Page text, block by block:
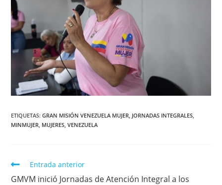
ETIQUETAS:GRAN MISIÓN VENEZUELA MUJER JORNADAS INTEGRALES
MINMUJER MUJERES VENEZUELA
Entrada anterior
GMVM inició Jornadas de Atención Integral a los